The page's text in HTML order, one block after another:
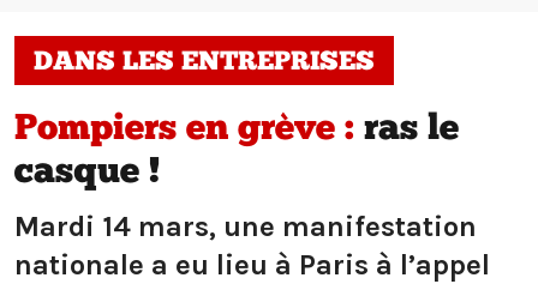
DANS LES ENTREPRISES
Pompiers en grève : ras le
casque !
Mardi 14 mars, une manifestation
nationale a eu lieu à Paris à l’appel